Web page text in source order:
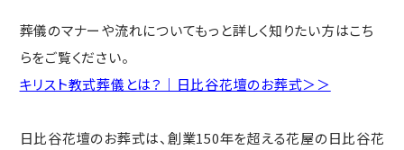
葬儀のマナーや流れについてもっと詳しく知りたい方はこち
らをご覧ください。
キリスト教式葬儀とは？｜日比谷花壇のお葬式＞＞
日比谷花壇のお葬式は、創業150年を超える花屋の日比谷花